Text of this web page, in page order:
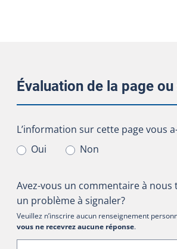
Évaluation de la page
L’information sur cette page vous
L’information sur cette page vous
Oui
Non
Avez-vous un commentaire à
un problème à signaler?
Veuillez n’inscrire aucun renseignement
vous ne recevrez aucune réponse.